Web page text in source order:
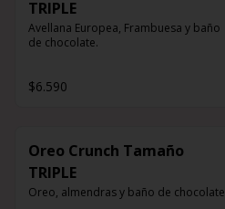
TRIPLE
Avellana Europea, Frambuesa y baño
de chocolate.
$6.590
Oreo Crunch Tamaño
TRIPLE
Oreo, almendras y baño de chocolate